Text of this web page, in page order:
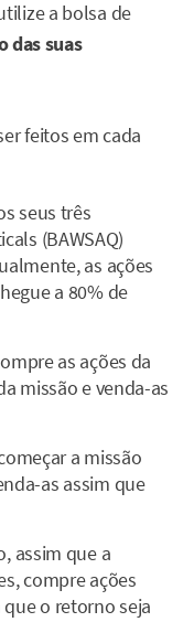
a bolsa de
das suas
feitos em cada
seus três
(BAWSAQ)
as ações
a 80% de
as ações da
missão e venda-as
a missão
as assim que
assim que a
compre ações
que o retorno seja